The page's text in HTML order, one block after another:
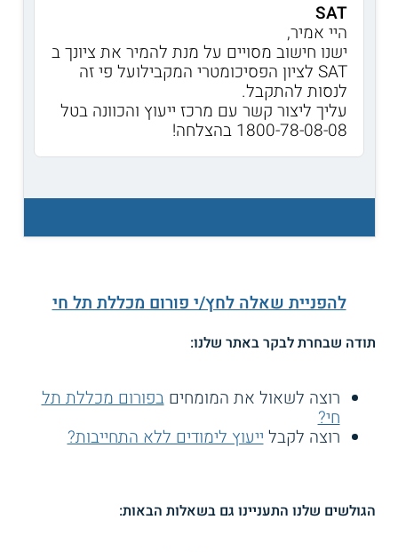
SAT
היי אמיר,
ישנו חישוב מסויים על מנת להמיר את ציונך ב
SAT לציון הפסיכומטרי המקבילועל פי זה
לנסות להתקבל.
עליך ליצור קשר עם מרכז ייעוץ והכוונה בטל
1800-78-08-08 בהצלחה!
להפניית שאלה לחץ/י פורום מכללת תל חי
תודה שבחרת לבקר באתר שלנו:
רוצה לשאול את המומחיםבפורום מכללת תל
חי?
רוצה לקבלייעוץ לימודים ללא התחייבות?
הגולשים שלנו התעניינו גם בשאלות הבאות: